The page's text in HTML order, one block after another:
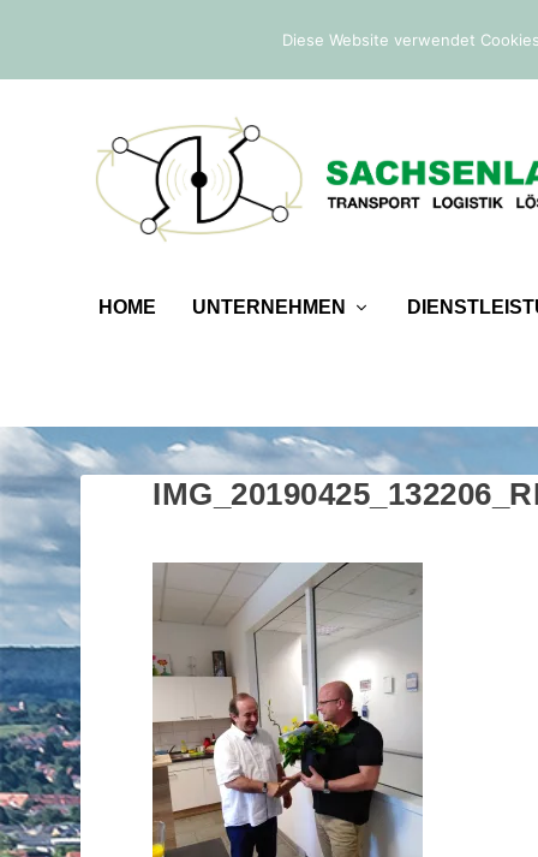
Befreiung von der Sicherheitsleistung
HOME UNTERNEHMEN
Diese Website verwendet